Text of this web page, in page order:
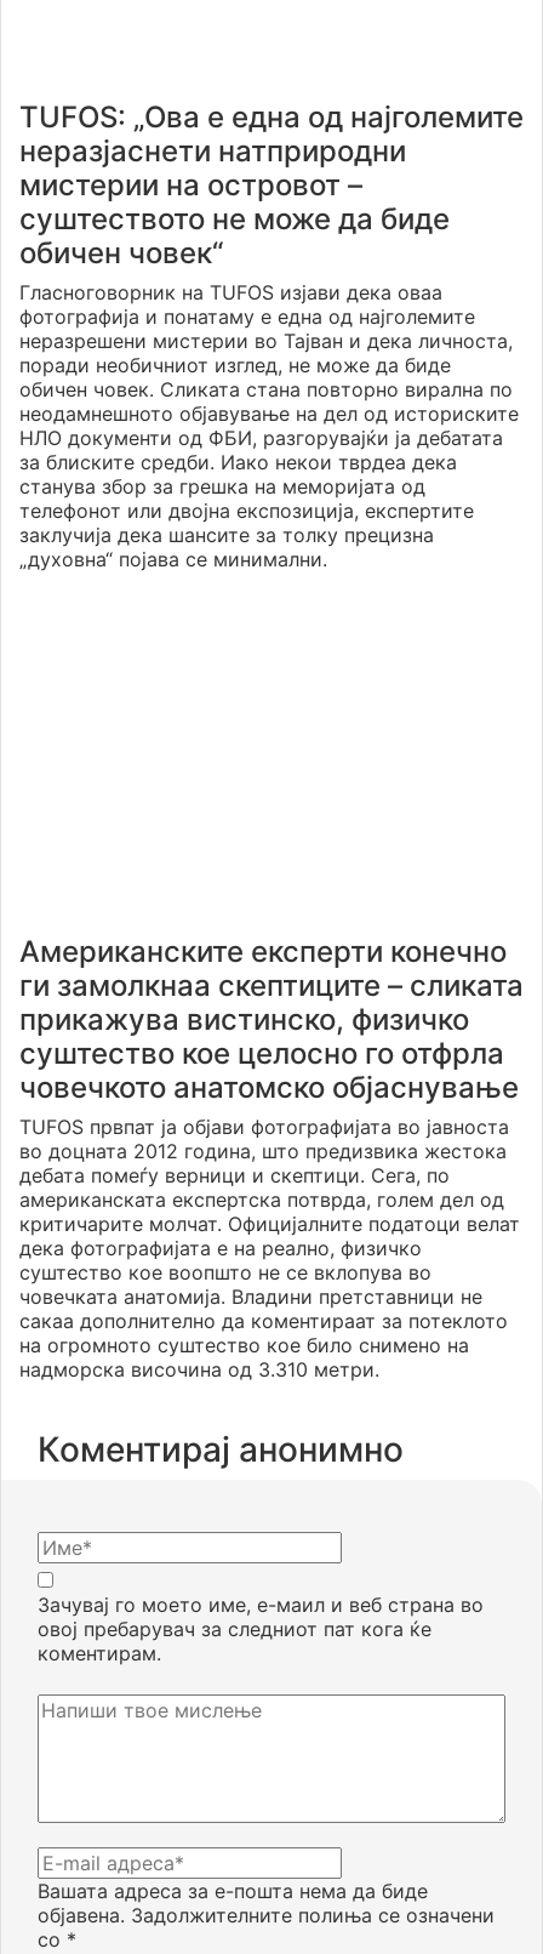
TUFOS: „Ова е една од најголемите
неразјаснети натприродни
мистерии на островот –
суштеството не може да биде
обичен човек“
Гласноговорник на TUFOS изјави дека оваа
фотографија и понатаму е една од најголемите
неразрешени мистерии во Тајван и дека личноста,
поради необичниот изглед, не може да биде
обичен човек. Сликата стана повторно вирална по
неодамнешното објавување на дел од историските
НЛО документи од ФБИ, разгорувајќи ја дебатата
за блиските средби. Иако некои тврдеа дека
станува збор за грешка на меморијата од
телефонот или двојна експозиција, експертите
заклучија дека шансите за толку прецизна
„духовна“ појава се минимални.
Американските експерти конечно
ги замолкнаа скептиците – сликата
прикажува вистинско, физичко
суштество кое целосно го отфрла
човечкото анатомско објаснување
TUFOS првпат ја објави фотографијата во јавноста
во доцната 2012 година, што предизвика жестока
дебата помеѓу верници и скептици. Сега, по
американската експертска потврда, голем дел од
критичарите молчат. Официјалните податоци велат
дека фотографијата е на реално, физичко
суштество кое воопшто не се вклопува во
човечката анатомија. Владини претставници не
сакаа дополнително да коментираат за потеклото
на огромното суштество кое било снимено на
надморска височина од 3.310 метри.
Коментирај анонимно
Вашата адреса за е-пошта нема да биде
објавена. Задолжителните полиња се означени
со *
Зачувај го моето име, е-маил и веб страна во
овој пребарувач за следниот пат кога ќе
коментирам.